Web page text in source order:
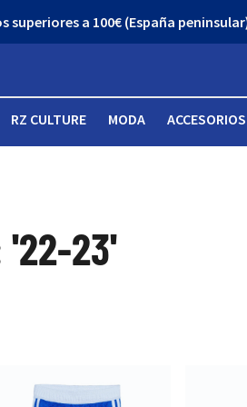
con grandes descuentos!
RZ CULTURE MODA ACCESORIOS
'22-23'